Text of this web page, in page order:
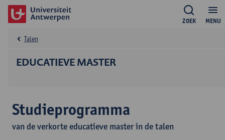
MENU
ZOEK
EDUCATIEVE MASTER
Talen
Studieprogramma
van de verkorte educatieve master in de talen